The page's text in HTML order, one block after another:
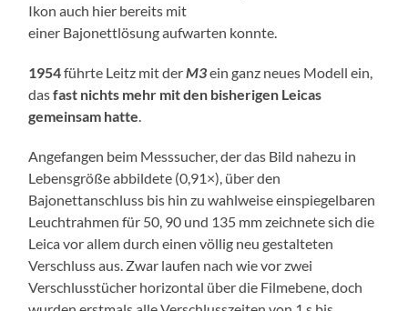
Ikon auch hier bereits mit
einer Bajonettlösung aufwarten konnte.
1954führte Leitz mit der M3ein ganz neues Modell ein,
dasfast nichts mehr mit den bisherigen Leicas
gemeinsam hatte
Angefangen beim Messsucher, der das Bild nahezu in
Lebensgröße abbildete (0,91×), über den
Bajonettanschluss bis hin zu wahlweise einspiegelbaren
Leuchtrahmen für 50, 90 und 135 mm zeichnete sich die
Leica vor allem durch einen völlig neu gestalteten
Verschluss aus. Zwar laufen nach wie vor zwei
Verschlusstücher horizontal über die Filmebene, doch